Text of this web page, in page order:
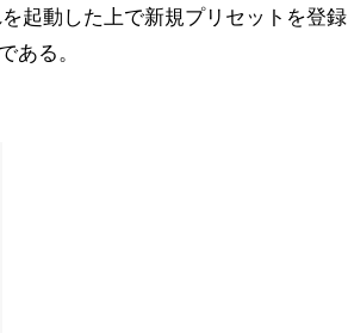
起動した上で新規プリセットを登録
ある。